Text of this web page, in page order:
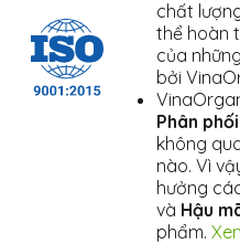
chất
thể hoàn
của
bởi
Phân
không
nào. Vì
hưởng
và Hậu
phẩm.